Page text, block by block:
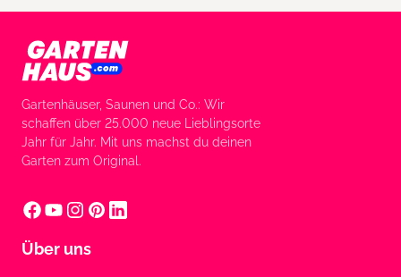
Gartenhäuser, Saunen und Co.: Wir
schaffen über 25.000 neue Lieblingsorte
Jahr für Jahr. Mit uns machst du deinen
Garten zum Original.
Über uns